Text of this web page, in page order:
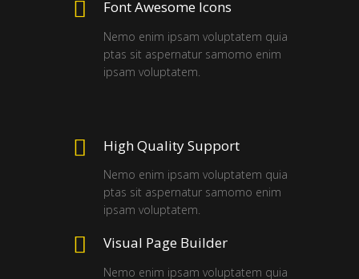
Font Awesome Icons
Nemo enim ipsam voluptatem quia
ptas sit aspernatur samomo enim
ipsam voluptatem.
High Quality Support
Nemo enim ipsam voluptatem quia
ptas sit aspernatur samomo enim
ipsam voluptatem.
Visual Page Builder
Nemo enim ipsam voluptatem quia